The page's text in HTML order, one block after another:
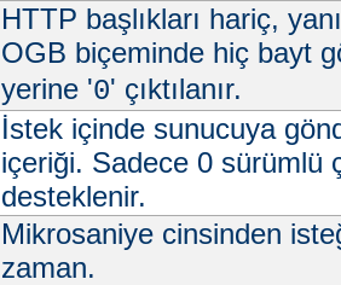
HTTP başlıkları hariç,
OGB biçeminde hiç bayt
yerine '0' çıktılanır.
İstek içinde sunucuya
içeriği. Sadece 0 sürümlü
desteklenir.
Mikrosaniye cinsinden
zaman.